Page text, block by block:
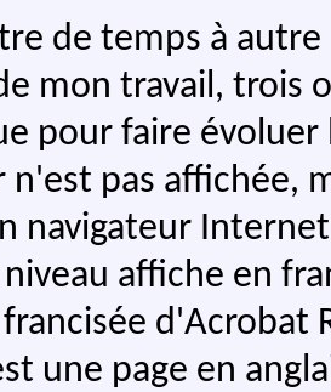
de temps à
mon travail, trois
pour faire évoluer
n'est pas affichée,
navigateur
niveau affiche en
d'Acrobat
une page en